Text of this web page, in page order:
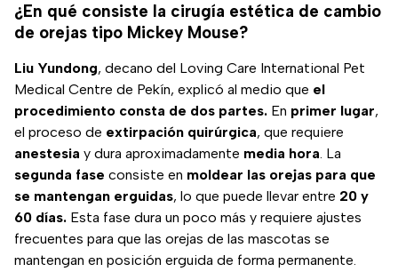
¿En qué consiste la cirugía estética de cambio
de orejas tipo Mickey Mouse?
Liu Yundong, decano del Loving Care International Pet
Medical Centre de Pekín, explicó al medio que el
procedimiento consta de dos partes. En primer lugar,
el proceso de extirpación quirúrgica, que requiere
anestesia y dura aproximadamente media hora. La
segunda fase consiste en moldear las orejas para que
se mantengan erguidas, lo que puede llevar entre 20 y
60 días. Esta fase dura un poco más y requiere ajustes
frecuentes para que las orejas de las mascotas se
mantengan en posición erguida de forma permanente.